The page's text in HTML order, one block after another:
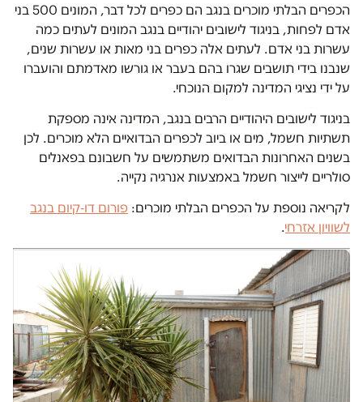
הכפרים הבלתי מוכרים בנגב הם כפרים לכל דבר, המונים 500 בני
אדם לפחות, בניגוד לישובים יהודיים בנגב המונים לעתים כמה
עשרות בני אדם. לעתים אלה כפרים בני מאות או עשרות שנים,
שנבנו בידי תושבים שגרו בהם בעבר או גורשו מאדמתם והועברו
על ידי נציגי המדינה למקום הנוכחי.
בניגוד לישובים היהודיים הרבים בנגב, המדינה אינה מספקת
תשתיות חשמל, מים או ביוב לכפרים הבדואיים הלא מוכרים. לכן
בשנים האחרונות הבדואים משתמשים על חשבונם בפאנלים
סולריים לייצור חשמל באמצעות אנרגיה נקייה.
לקריאה נוספת על הכפרים הבלתי מוכרים: פורום דו-קיום בנגב
לשוויון אזרחי.